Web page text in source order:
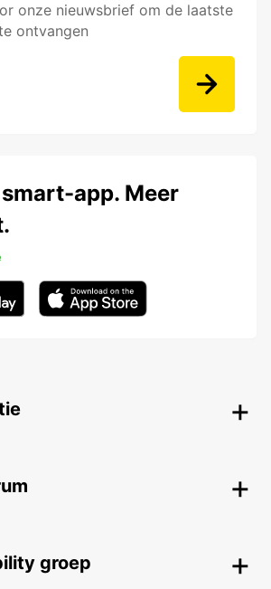
onze nieuwsbrief om de laatste
ontvangen
app. Meer
groep